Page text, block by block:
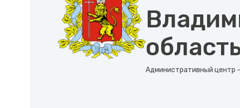
Административный центр